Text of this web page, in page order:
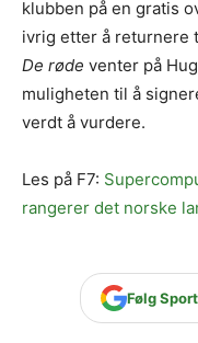
klubben på en gratis
ivrig etter å returnere
De røde venter på
muligheten til å
verdt å vurdere.
Les på F7:
rangerer det norske
Følg